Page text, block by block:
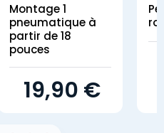
Montage 1
pneumatique à
partir de 18
pouces
19,90 €